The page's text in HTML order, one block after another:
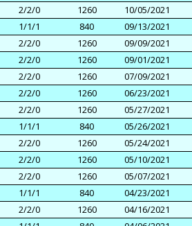
2/2/0 1260
10/05/2021
1/1/1 840
09/13/2021
2/2/0 1260
09/09/2021
2/2/0 1260
09/01/2021
2/2/0 1260
07/09/2021
2/2/0 1260
06/23/2021
2/2/0 1260
05/27/2021
1/1/1 840
05/26/2021
2/2/0 1260
05/24/2021
2/2/0 1260
05/10/2021
2/2/0 1260
05/07/2021
1/1/1 840
04/23/2021
2/2/0 1260
04/16/2021